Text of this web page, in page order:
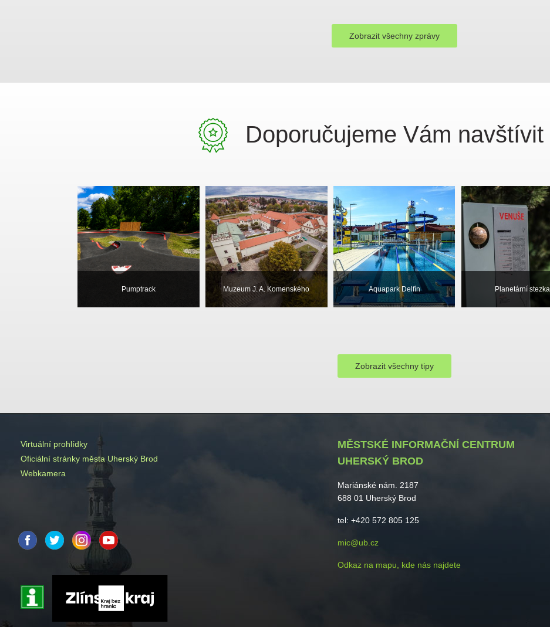
Zobrazit všechny zprávy
Doporučujeme Vám navštívit
Pumptrack Muzeum J. A. Komenského Aquapark Delfín Planetární stezka
Zobrazit všechny tipy
Virtuální prohlídky
Oficiální stránky města Uherský Brod
Webkamera
MĚSTSKÉ INFORMAČNÍ CENTRUM
UHERSKÝ BROD
Mariánské nám. 2187
688 01 Uherský Brod
tel: +420 572 805 125
mic@ub.cz
Odkaz na mapu, kde nás najdete